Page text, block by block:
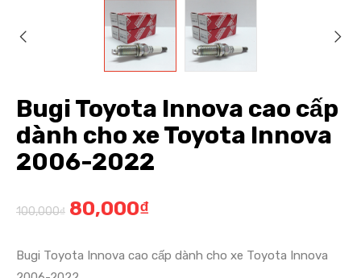
Bugi Toyota Innova cao cấp
dành cho xe Toyota Innova
2006-2022
100,000₫ 80,000₫
Bugi Toyota Innova cao cấp dành cho xe Toyota Innova